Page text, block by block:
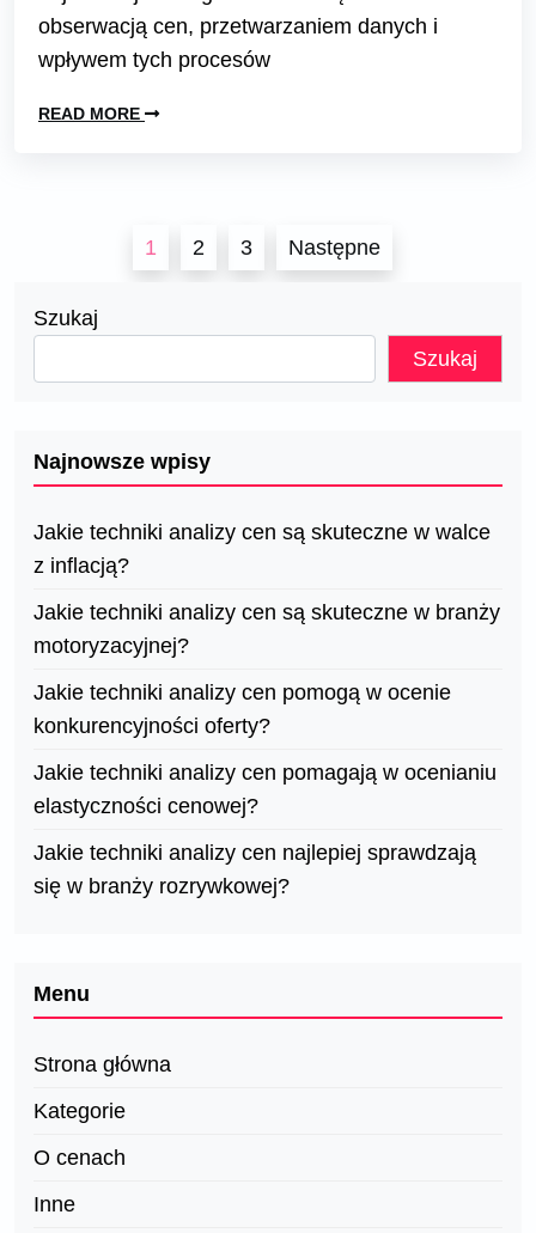
obserwacją cen, przetwarzaniem danych i
wpływem tych procesów
READ MORE
Stronicowanie
1 2 3 Następne
Szukaj
Szukaj
Najnowsze wpisy
Jakie techniki analizy cen są skuteczne w walce
z inflacją?
Jakie techniki analizy cen są skuteczne w branży
motoryzacyjnej?
Jakie techniki analizy cen pomogą w ocenie
konkurencyjności oferty?
Jakie techniki analizy cen pomagają w ocenianiu
elastyczności cenowej?
Jakie techniki analizy cen najlepiej sprawdzają
się w branży rozrywkowej?
Menu
Strona główna
Kategorie
O cenach
Inne